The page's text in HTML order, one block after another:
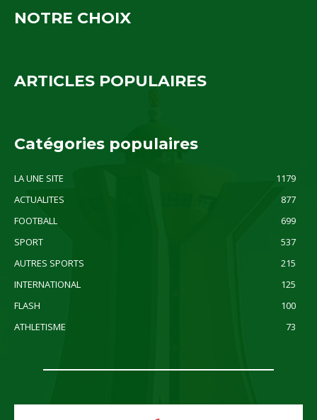
NOTRE CHOIX
ARTICLES POPULAIRES
Catégories populaires
LA UNE SITE
1179
ACTUALITES
877
FOOTBALL
699
SPORT
537
AUTRES SPORTS
215
INTERNATIONAL
125
FLASH
100
ATHLETISME
73